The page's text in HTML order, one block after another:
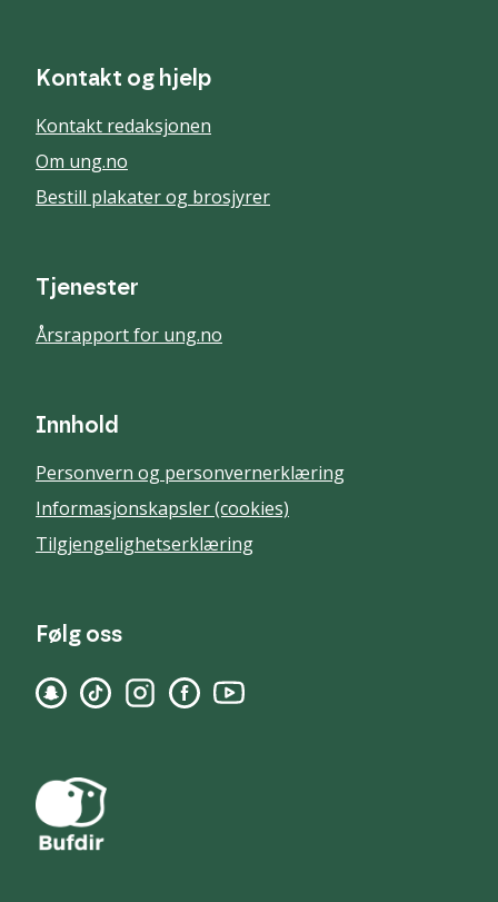
Kontakt og hjelp
Kontakt redaksjonen
Om ung.no
Bestill plakater og brosjyrer
Tjenester
Årsrapport for ung.no
Innhold
Personvern og personvernerklæring
Informasjonskapsler (cookies)
Tilgjengelighetserklæring
Følg oss